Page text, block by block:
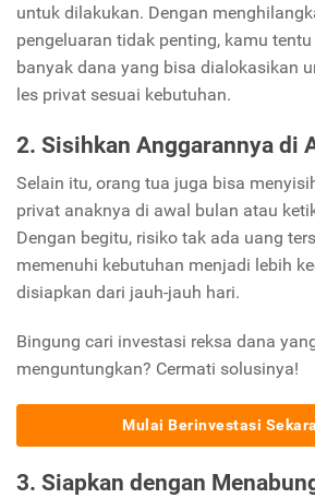
untuk dilakukan. Dengan
pengeluaran tidak penting, kamu
banyak dana yang bisa dialokasikan
les privat sesuai kebutuhan.
2. Sisihkan Anggarannya di
Selain itu, orang tua juga bisa
privat anaknya di awal bulan atau
Dengan begitu, risiko tak ada uang
memenuhi kebutuhan menjadi lebih
disiapkan dari jauh-jauh hari.
Bingung cari investasi reksa dana
menguntungkan? Cermati solusinya!
Mulai Berinvestasi
3. Siapkan dengan